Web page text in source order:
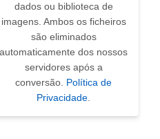
dados ou biblioteca de
imagens. Ambos os ficheiros
são eliminados
automaticamente dos nossos
servidores após a
conversão. Política de
Privacidade